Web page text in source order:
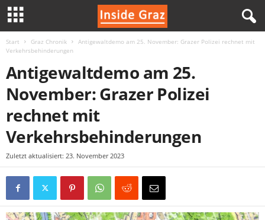
Start Graz Chronik
Antigewaltdemo am 25. November: Grazer Polizei rechnet mit
Verkehrsbehinderungen
Antigewaltdemo am 25.
November: Grazer Polizei
rechnet mit
Verkehrsbehinderungen
Zuletzt aktualisiert: 23. November 2023